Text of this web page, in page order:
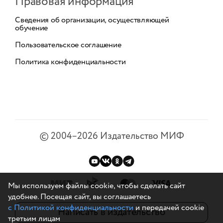
Сведения об организации, осуществляющей
обучение
Пользовательское соглашение
Политика конфиденциальности
©2004–2026 Издательство МИФ
Написать в издательство
Мы используем файлы cookie, чтобы сделать сайт
удобнее. Посещая сайт, вы соглашаетесь
с Политикой конфиденциальностии передачей cookie
третьим лицам